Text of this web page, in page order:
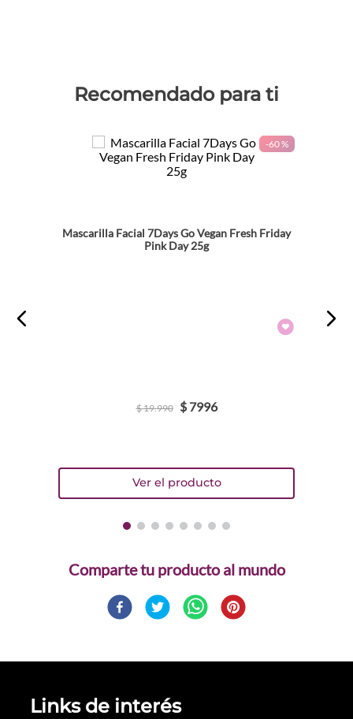
Recomendado para ti
-60 %
Mascarilla Facial 7Days Go Vegan Fresh Friday
Pink Day 25g
$19.990 $ 7996
Comparte
Links de interés